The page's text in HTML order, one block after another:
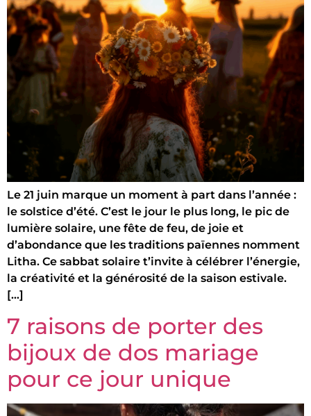
Le 21 juin marque un moment à part dans l’année :
le solstice d’été. C’est le jour le plus long, le pic de
lumière solaire, une fête de feu, de joie et
d’abondance que les traditions païennes nomment
Litha. Ce sabbat solaire t’invite à célébrer l’énergie,
la créativité et la générosité de la saison estivale.
[…]
7 raisons de porter des
bijoux de dos mariage
pour ce jour unique